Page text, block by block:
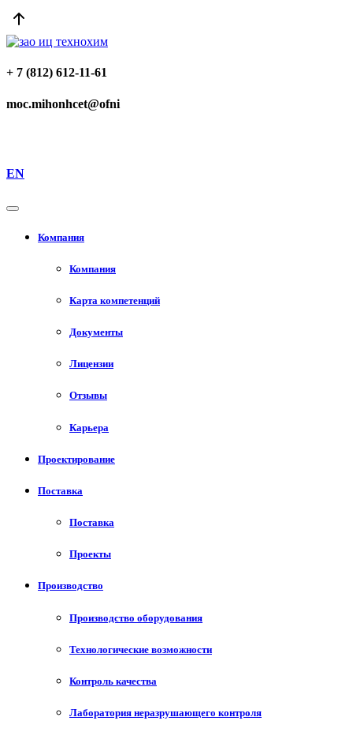
+ 7 (812) 612-11-61
moc.mihonhcet@ofni
EN
Компания
Компания
Карта компетенций
Документы
Лицензии
Отзывы
Карьера
Проектирование
Поставка
Поставка
Проекты
Производство
Производство оборудования
Технологические возможности
Контроль качества
Лаборатория неразрушающего контроля